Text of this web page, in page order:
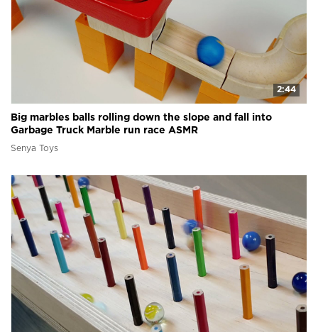
2:44
Big marbles balls rolling down the slope and fall into
Garbage Truck Marble run race ASMR
Senya Toys